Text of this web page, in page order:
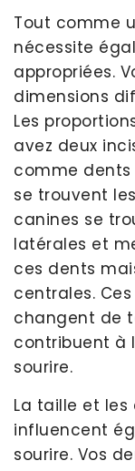
Tout comme
nécessite
appropriées.
dimensions
Les
avez deux
comme dents
se trouvent
canines se
latérales et
ces dents
centrales.
changent de
contribuent à
sourire.
La taille et
influencent
sourire. Vos